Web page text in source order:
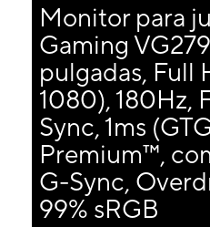
Monitor para
Gaming
pulgadas, Full
1080), 180Hz,
Sync, 1ms
Premium™,
G-Sync,
99% sRGB